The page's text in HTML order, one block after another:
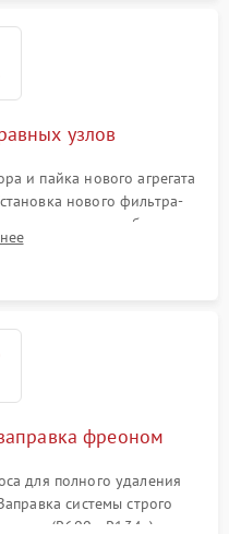
узлов
и пайка нового агрегата
нового фильтра-
вентиляторов обдува,
дверных петель.
фреоном
для полного удаления
системы строго
(R600a, R134a) по